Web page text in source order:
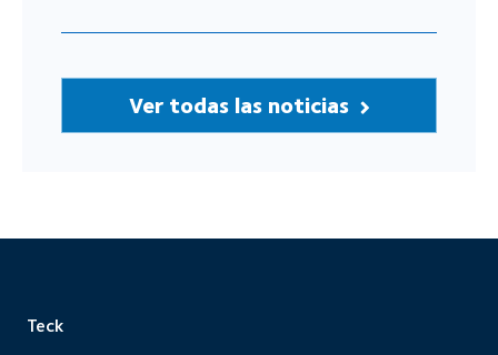
Ver todas las noticias
Teck